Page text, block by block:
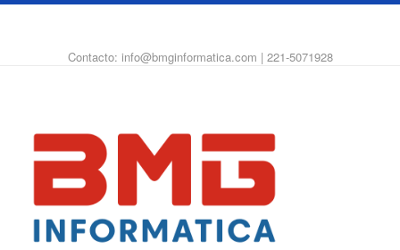
Contacto: info@bmginformatica.com | 221-5071928